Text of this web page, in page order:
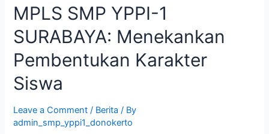
MPLS SMP YPPI-1
SURABAYA: Menekankan
Pembentukan Karakter
Siswa
Leave a Comment / Berita / By
admin_smp_yppi1_donokerto